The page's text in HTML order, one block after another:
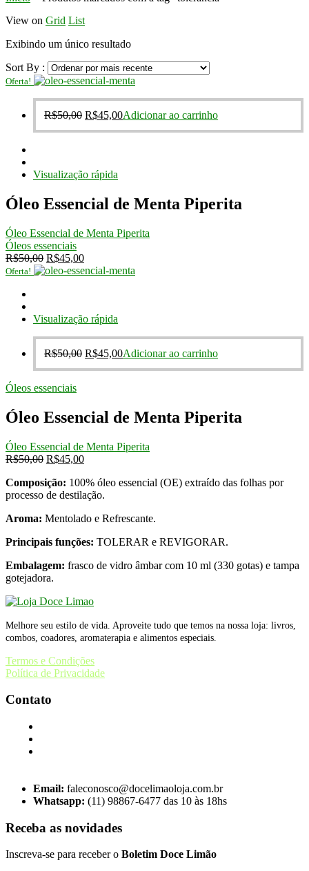
View on Grid List
Exibindo um único resultado
Sort By :
Oferta!
R$50,00 O
R$45,00O
Adicionar ao carrinho
Visualização rápida
Óleo Essencial de Menta Piperita
Óleo Essencial de Menta Piperita
Óleos essenciais
R$50,00 O
preço
R$45,00O
preço
Oferta!
Visualização rápida
R$50,00 O
R$45,00O
Adicionar ao carrinho
Óleos essenciais
Óleo Essencial de Menta Piperita
Óleo Essencial de Menta Piperita
R$50,00 O
original
era:
R$45,00O
atual
é:
Composição: 100% óleo essencial (OE) extraído das folhas por
processo de destilação.
Aroma: Mentolado e Refrescante.
Principais funções: TOLERAR e REVIGORAR.
Embalagem: frasco de vidro âmbar com 10 ml (330 gotas) e tampa
gotejadora.
Melhore seu estilo de vida. Aproveite tudo que temos na nossa loja: livros,
combos, coadores, aromaterapia e alimentos especiais.
Termos e Condições
Política de Privacidade
Contato
Email: faleconosco@docelimaoloja.com.br
Whatsapp: (11) 98867-6477 das 10 às 18hs
Receba as novidades
Inscreva-se para receber o Boletim Doce Limão